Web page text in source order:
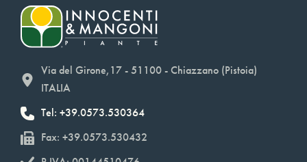
Via del Girone,17 - 51100 - Chiazzano (Pistoia)
ITALIA
Tel: +39.0573.530364
Fax: +39.0573.530432